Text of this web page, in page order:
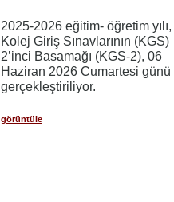
2025-2026 eğitim- öğretim yılı,
Kolej Giriş Sınavlarının (KGS)
2’inci Basamağı (KGS-2), 06
Haziran 2026 Cumartesi günü
gerçekleştiriliyor.
görüntüle